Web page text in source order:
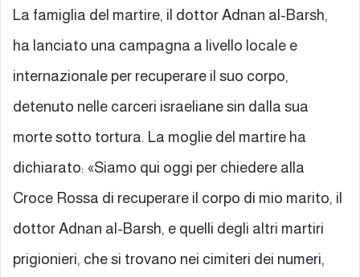
La famiglia del martire, il dottor Adnan al-Barsh,
ha lanciato una campagna a livello locale e
internazionale per recuperare il suo corpo,
detenuto nelle carceri israeliane sin dalla sua
morte sotto tortura. La moglie del martire ha
dichiarato: «Siamo qui oggi per chiedere alla
Croce Rossa di recuperare il corpo di mio marito, il
dottor Adnan al-Barsh, e quelli degli altri martiri
prigionieri, che si trovano nei cimiteri dei numeri,